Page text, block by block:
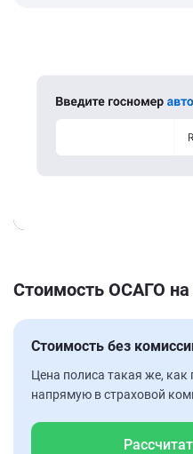
Стоимость ОСАГО на
Стоимость без
Цена полиса такая же,
напрямую в страховой